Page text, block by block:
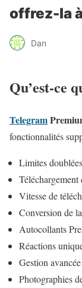
offrez-la
Dan
Qu’est-ce
Telegram
fonctionnalités
Limites
Téléchargement
Vitesse de
Conversion de
Autocollants
Réactions
Gestion
Photographies